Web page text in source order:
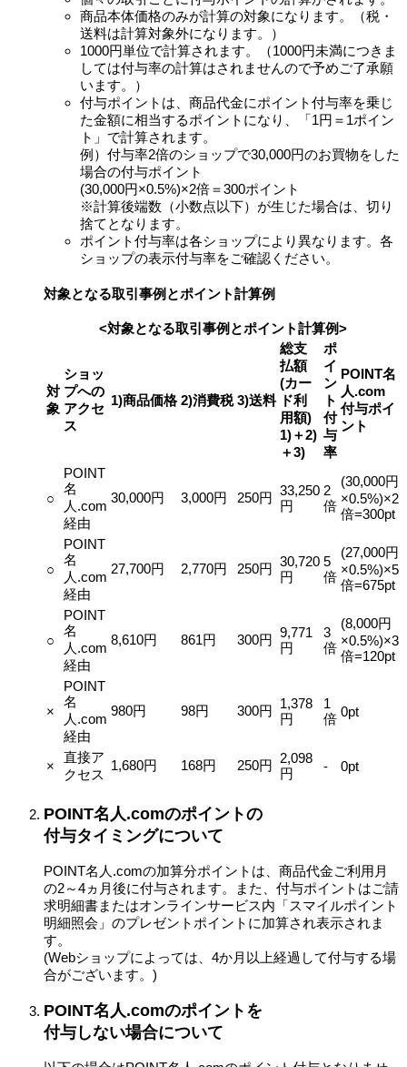
商品本体価格のみが計算の対象になります。（税・
送料は計算対象外になります。）
1000円単位で計算されます。（1000円未満につきま
しては付与率の計算はされませんので予めご了承願
います。）
付与ポイントは、商品代金にポイント付与率を乗じ
た金額に相当するポイントになり、「1円＝1ポイン
ト」で計算されます。
例）付与率2倍のショップで30,000円のお買物をした
場合の付与ポイント
(30,000円×0.5%)×2倍＝300ポイント
※計算後端数（小数点以下）が生じた場合は、切り
捨てとなります。
ポイント付与率は各ショップにより異なります。各
ショップの表示付与率をご確認ください。
対象となる取引事例とポイント計算例
<対象となる取引事例とポイント計算例>
対
象
ショッ
プへの
アクセ
ス
1)商品価格 2)消費税 3)送料
総支
払額
(カー
ド利
用額)
1)＋2)
＋3)
ポ
イ
ン
ト
付
与
率
POINT名
人.com
付与ポイ
ント
○
POINT
名
人.com
経由
30,000円 3,000円 250円 33,250
円
2
倍
(30,000円
×0.5%)×2
倍=300pt
○
POINT
名
人.com
経由
27,700円 2,770円 250円 30,720
円
5
倍
(27,000円
×0.5%)×5
倍=675pt
○
POINT
名
人.com
経由
8,610円 861円 300円 9,771
円
3
倍
(8,000円
×0.5%)×3
倍=120pt
×
POINT
名
人.com
経由
980円 98円 300円
1,378
円
1
倍 0pt
×
直接ア
クセス
1,680円 168円 250円 2,098
円
- 0pt
POINT名人.comのポイントの
付与タイミングについて
POINT名人.comの加算分ポイントは、商品代金ご利用月
の2～4ヵ月後に付与されます。また、付与ポイントはご請
求明細書またはオンラインサービス内「スマイルポイント
明細照会」のプレゼントポイントに加算され表示されま
す。
(Webショップによっては、4か月以上経過して付与する場
合がございます。)
POINT名人.comのポイントを
付与しない場合について